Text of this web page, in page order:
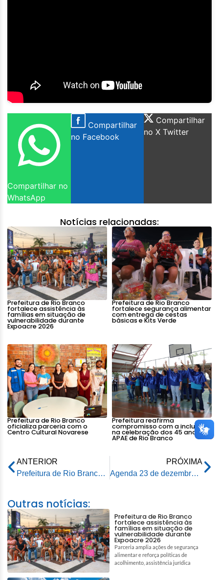
Compartilhar no
WhatsApp
Compartilhar
no Facebook
Compartilhar
no X Twitter
Notícias relacionadas:
Prefeitura de Rio Branco
fortalece assistência às
famílias em situação de
vulnerabilidade durante
Expoacre 2026
Prefeitura de Rio Branco
fortalece segurança alimentar
com entrega de cestas
básicas e Kits Verde
Prefeitura de Rio Branco
oficializa parceria com o
Centro Cultural Novarese
Prefeitura reafirma
compromisso com a inclusão
na celebração dos 45 anos da
APAE de Rio Branco
ANTERIOR
Prefeitura de Rio Branco segue com a entrega de brinquedos do programa ‘Natal Criança Feliz’ até o dia 24 de dezembro
PRÓXIMA
Agenda 23 de dezembro de 2025
Outras notícias:
Prefeitura de Rio Branco
fortalece assistência às
famílias em situação de
vulnerabilidade durante
Expoacre 2026
Parceria amplia ações de segurança
alimentar e reforça políticas de
acolhimento, assistência jurídica